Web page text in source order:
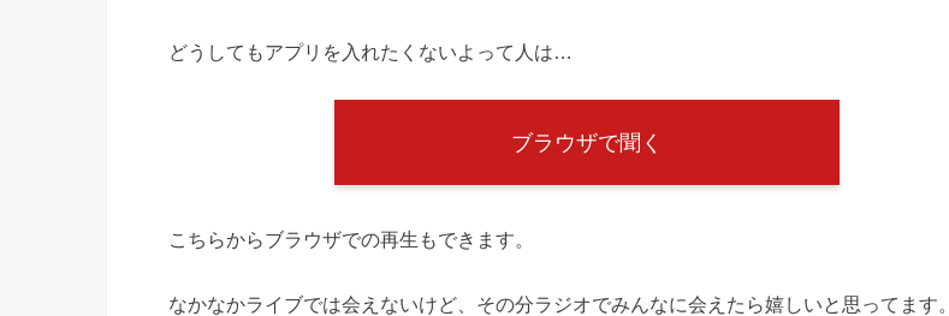
どうしてもアプリを入れたくないよって人は…
ブラウザで聞く
こちらからブラウザでの再生もできます。
なかなかライブでは会えないけど、その分ラジオでみんなに会えたら嬉しいと思ってます。